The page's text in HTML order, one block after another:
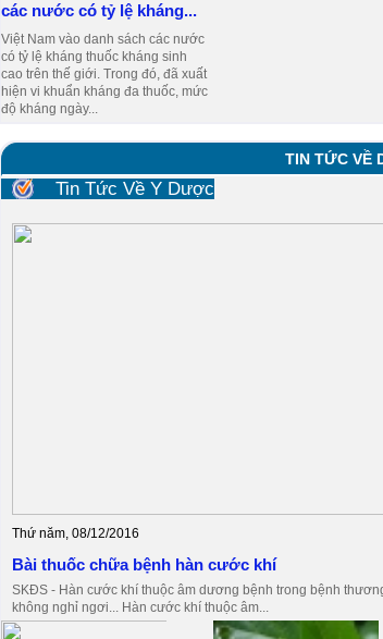
các nước có tỷ lệ kháng...
Việt Nam vào danh sách các nước
có tỷ lệ kháng thuốc kháng sinh
cao trên thế giới. Trong đó, đã xuất
hiện vi khuẩn kháng đa thuốc, mức
độ kháng ngày...
TIN TỨC VỀ
Tin Tức Về Y Dược
Thứ năm, 08/12/2016
Bài thuốc chữa bệnh hàn cước khí
SKĐS - Hàn cước khí thuộc âm dương bệnh trong bệnh
không nghỉ ngơi... Hàn cước khí thuộc âm...